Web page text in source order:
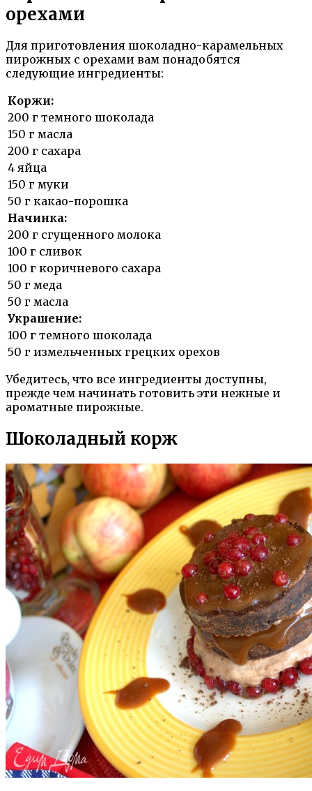
орехами
Для приготовления шоколадно-карамельных
пирожных с орехами вам понадобятся
следующие ингредиенты:
Коржи:
200 г темного шоколада
150 г масла
200 г сахара
4 яйца
150 г муки
50 г какао-порошка
Начинка:
200 г сгущенного молока
100 г сливок
100 г коричневого сахара
50 г меда
50 г масла
Украшение:
100 г темного шоколада
50 г измельченных грецких орехов
Убедитесь, что все ингредиенты доступны,
прежде чем начинать готовить эти нежные и
ароматные пирожные.
Шоколадный корж